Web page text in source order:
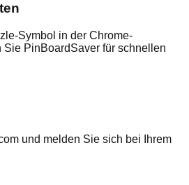
Symbol in der Chrome-
Sie PinBoardSaver für schnellen
und melden Sie sich bei Ihrem